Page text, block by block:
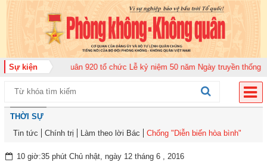
Sự kiện
đoàn Không quân 920 tổ chức Lễ kỷ niệm 50 năm Ngày truyền thống (12-
THỜI SỰ
Tin tức
Chính trị Làm theo lời Bác Chống "Diễn biến hòa bình"
10 giờ:35 phút Chủ nhật, ngày 12 tháng 6 , 2016